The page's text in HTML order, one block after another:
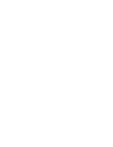
ne fonctionnent bien
notre poids corporel adulte !
ne pas perturber cet